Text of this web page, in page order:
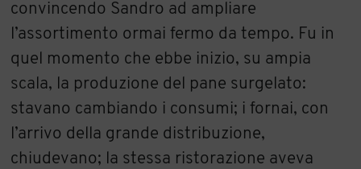
convincendo Sandro ad ampliare
l’assortimento ormai fermo da tempo. Fu in
quel momento che ebbe inizio, su ampia
scala, la produzione del pane surgelato:
stavano cambiando i consumi; i fornai, con
l’arrivo della grande distribuzione,
chiudevano; la stessa ristorazione aveva